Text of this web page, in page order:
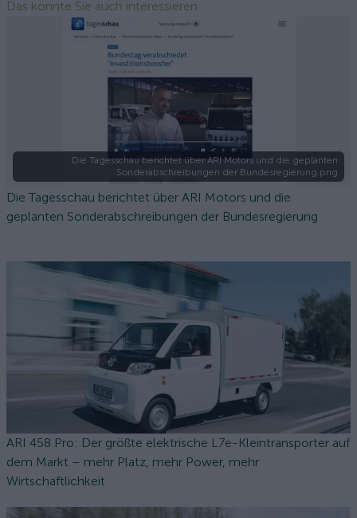
Das könnte Sie auch interessieren
Die Tagesschau berichtet über ARI Motors und die geplanten
Sonderabschreibungen der Bundesregierung.png
Die Tagesschau berichtet über ARI Motors und die
geplanten Sonderabschreibungen der Bundesregierung
ARI 458 Pro: Der größte elektrische L7e-Kleintransporter auf
dem Markt – mehr Platz, mehr Power, mehr
Wirtschaftlichkeit